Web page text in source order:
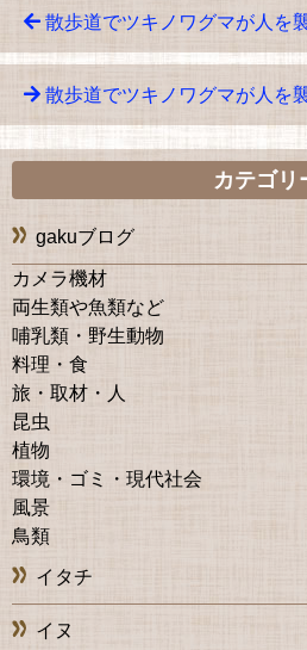
散歩道でツキノワグマが人
散歩道でツキノワグマが人
カテゴリ
gakuブログ
カメラ機材
両生類や魚類など
哺乳類・野生動物
料理・食
旅・取材・人
昆虫
植物
環境・ゴミ・現代社会
風景
鳥類
イタチ
イヌ